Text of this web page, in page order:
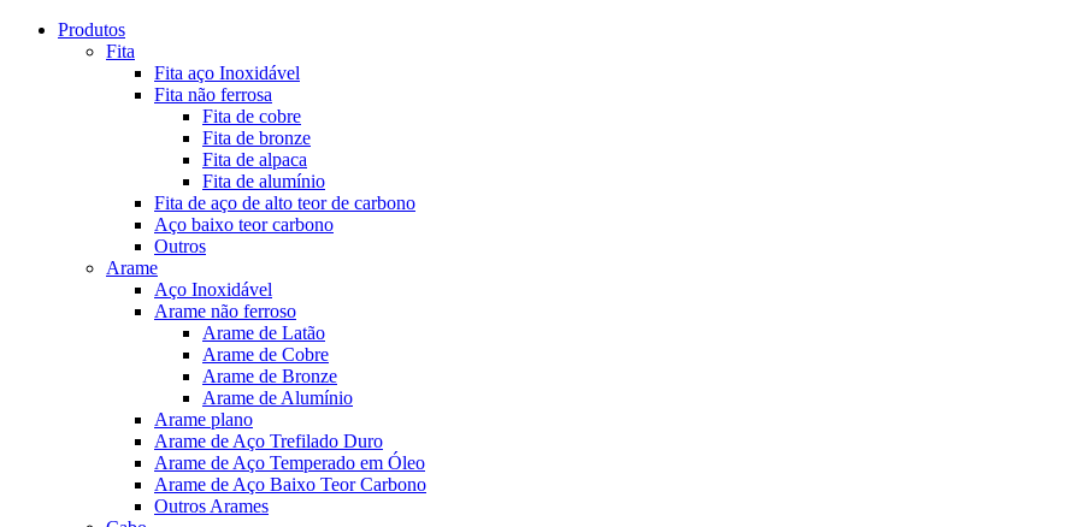
Produtos
Fita
Fita aço Inoxidável
Fita não ferrosa
Fita de cobre
Fita de bronze
Fita de alpaca
Fita de alumínio
Fita de aço de alto teor de carbono
Aço baixo teor carbono
Outros
Arame
Aço Inoxidável
Arame não ferroso
Arame de Latão
Arame de Cobre
Arame de Bronze
Arame de Alumínio
Arame plano
Arame de Aço Trefilado Duro
Arame de Aço Temperado em Óleo
Arame de Aço Baixo Teor Carbono
Outros Arames